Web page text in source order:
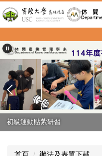
跳
到
主
內
容
區
首頁 辦法及表單下載